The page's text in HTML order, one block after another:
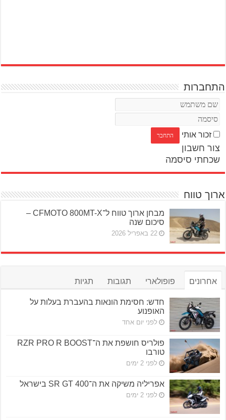
התחברות
זכור אותי
צור חשבון
שכחתי סיסמה
ארוך טווח
מבחן ארוך טווח ל־CFMOTO 800MT-X –
סיכום שנה
22 באפריל 2026
אחרונים פופולארי תגובות תגיות
חדש: חסימת הונאות בהעברת בעלות על
האופנוע
לפני יום אחד
פולריס חושפת את ה־RZR PRO R BOOST
טורבו
לפני 2 ימים
אפריליה משיקה את ה־SR GT 400 בישראל
לפני 2 ימים